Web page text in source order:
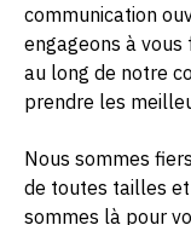
communication
engageons à
au long de notre
prendre les
Nous sommes
de toutes tailles et
sommes là pour